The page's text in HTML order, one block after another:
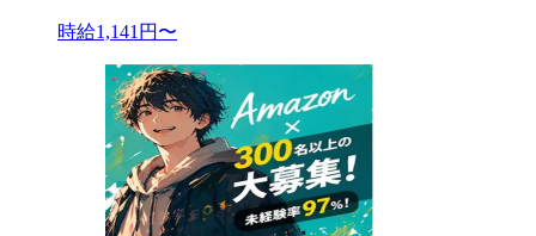
時給1,141円〜